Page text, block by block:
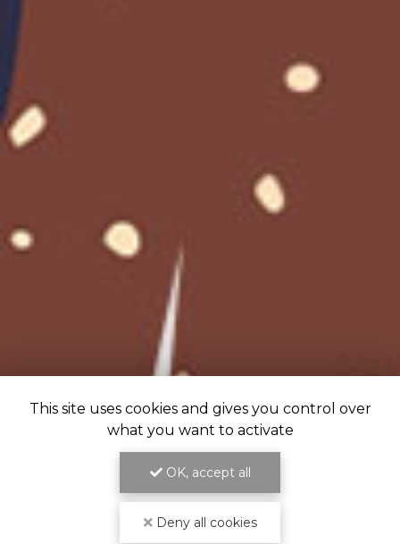
This site uses cookies and gives you control over
what you want to activate
OK, accept all
Deny all cookies